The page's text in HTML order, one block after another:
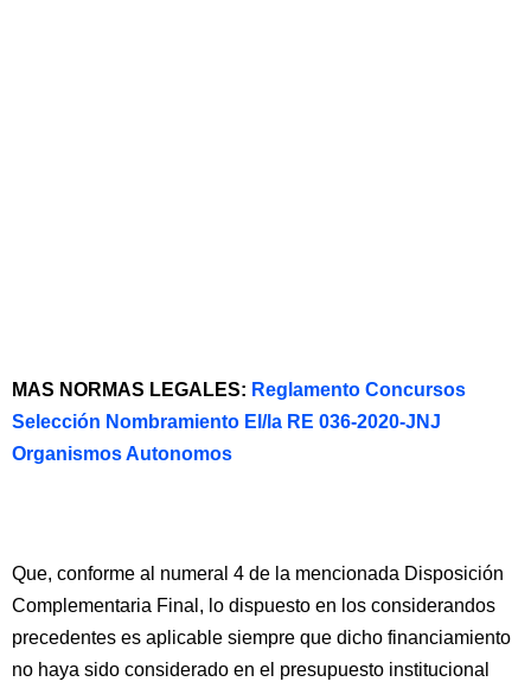
MAS NORMAS LEGALES: Reglamento Concursos
Selección Nombramiento El/la RE 036-2020-JNJ
Organismos Autonomos
Que, conforme al numeral 4 de la mencionada Disposición
Complementaria Final, lo dispuesto en los considerandos
precedentes es aplicable siempre que dicho financiamiento
no haya sido considerado en el presupuesto institucional